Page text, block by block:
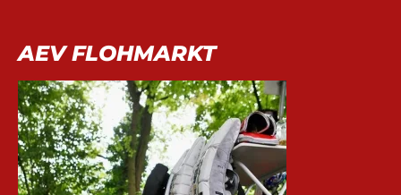
AEV FLOHMARKT